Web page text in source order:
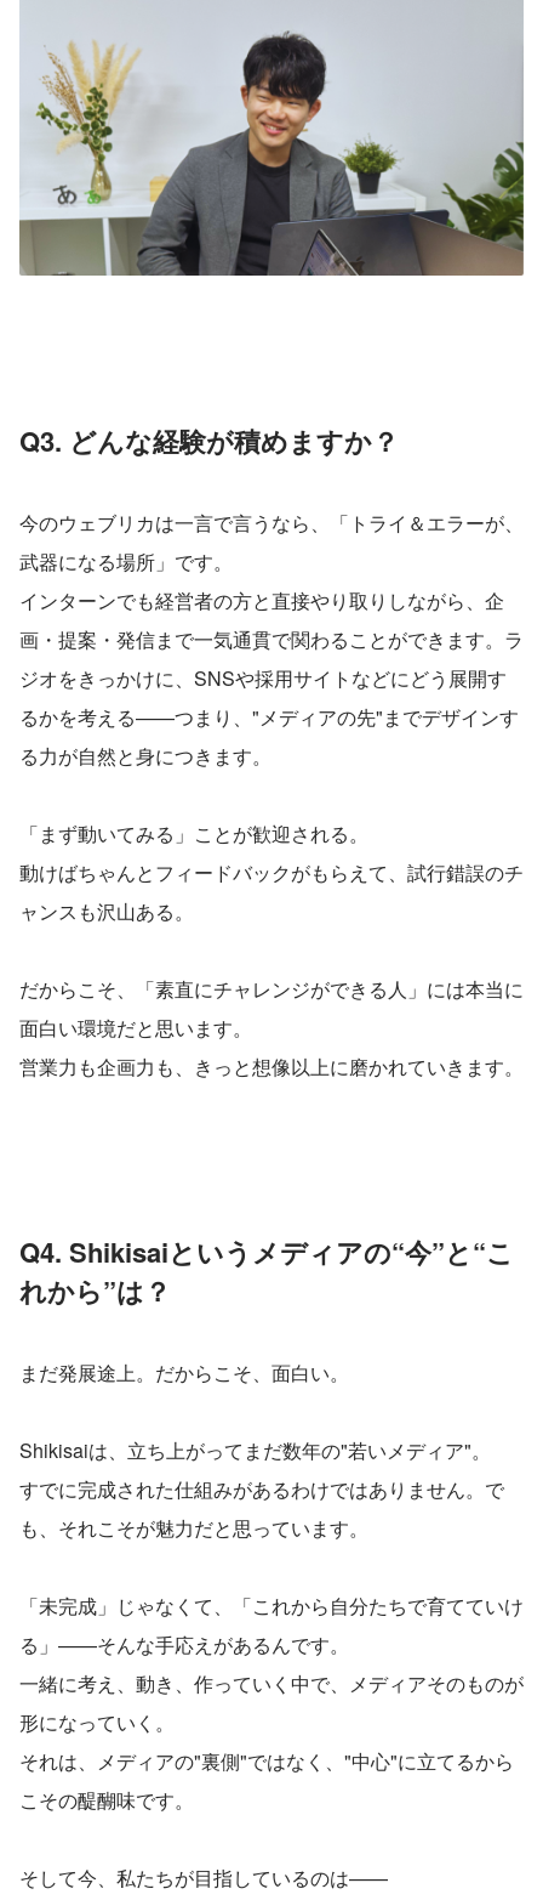
Q3. どんな経験が積めますか？
今のウェブリカは一言で言うなら、「トライ＆エラーが、
武器になる場所」です。
インターンでも経営者の方と直接やり取りしながら、企
画・提案・発信まで一気通貫で関わることができます。ラ
ジオをきっかけに、SNSや採用サイトなどにどう展開す
るかを考える——つまり、"メディアの先"までデザインす
る力が自然と身につきます。
「まず動いてみる」ことが歓迎される。
動けばちゃんとフィードバックがもらえて、試行錯誤のチ
ャンスも沢山ある。
だからこそ、「素直にチャレンジができる人」には本当に
面白い環境だと思います。
営業力も企画力も、きっと想像以上に磨かれていきます。
Q4. Shikisaiというメディアの“今”と“こ
れから”は？
まだ発展途上。だからこそ、面白い。
Shikisaiは、立ち上がってまだ数年の"若いメディア"。
すでに完成された仕組みがあるわけではありません。で
も、それこそが魅力だと思っています。
「未完成」じゃなくて、「これから自分たちで育てていけ
る」——そんな手応えがあるんです。
一緒に考え、動き、作っていく中で、メディアそのものが
形になっていく。
それは、メディアの"裏側"ではなく、"中心"に立てるから
こその醍醐味です。
そして今、私たちが目指しているのは——